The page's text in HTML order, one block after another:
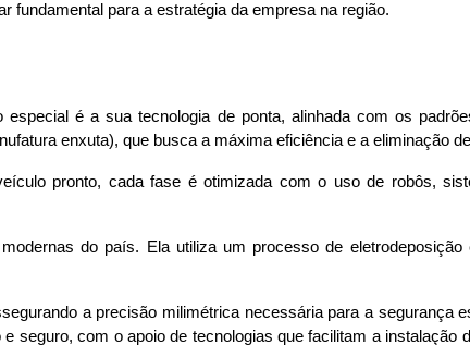
fundamental para a estratégia da empresa na região.
é a sua tecnologia de ponta, alinhada com os
enxuta), que busca a máxima eficiência e a eliminação
pronto, cada fase é otimizada com o uso de robôs,
do país. Ela utiliza um processo de
a precisão milimétrica necessária para a segurança
seguro, com o apoio de tecnologias que facilitam a instalação